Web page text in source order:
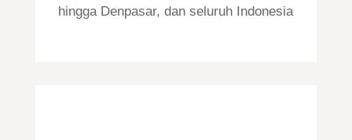
hingga Denpasar, dan seluruh Indonesia